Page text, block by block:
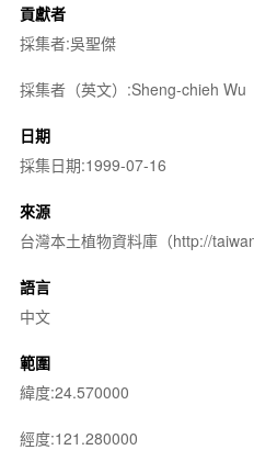
貢獻者
採集者:吳聖傑
採集者（英文）:Sheng-chieh Wu
日期
採集日期:1999-07-16
來源
台灣本土植物資料庫（http://
語言
中文
範圍
緯度:24.570000
經度:121.280000